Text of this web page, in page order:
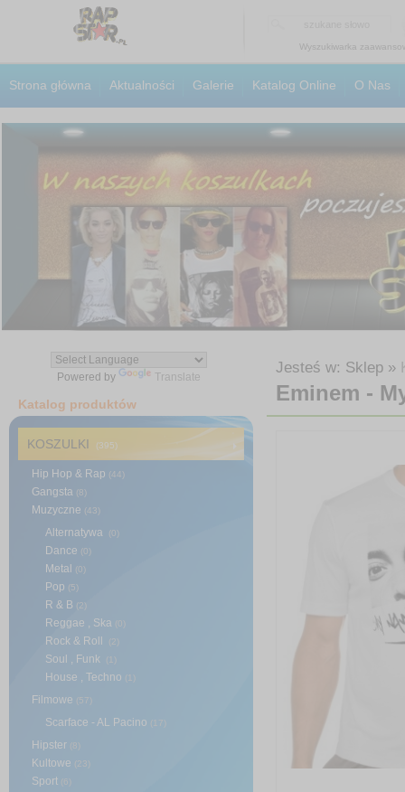
Wyszukiwarka
Strona główna Aktualności Galerie Katalog Online O Nas
Powered by Translate
Katalog produktów
KOSZULKI (395)
Hip Hop & Rap (44)
Gangsta (8)
Muzyczne (43)
Alternatywa (0)
Dance (0)
Metal (0)
Pop (5)
R & B (2)
Reggae , Ska (0)
Rock & Roll (2)
Soul , Funk (1)
House , Techno (1)
Filmowe (57)
Scarface - AL Pacino (17)
Hipster (8)
Kultowe (23)
Sport (6)
Jesteś w: Sklep »
Eminem -